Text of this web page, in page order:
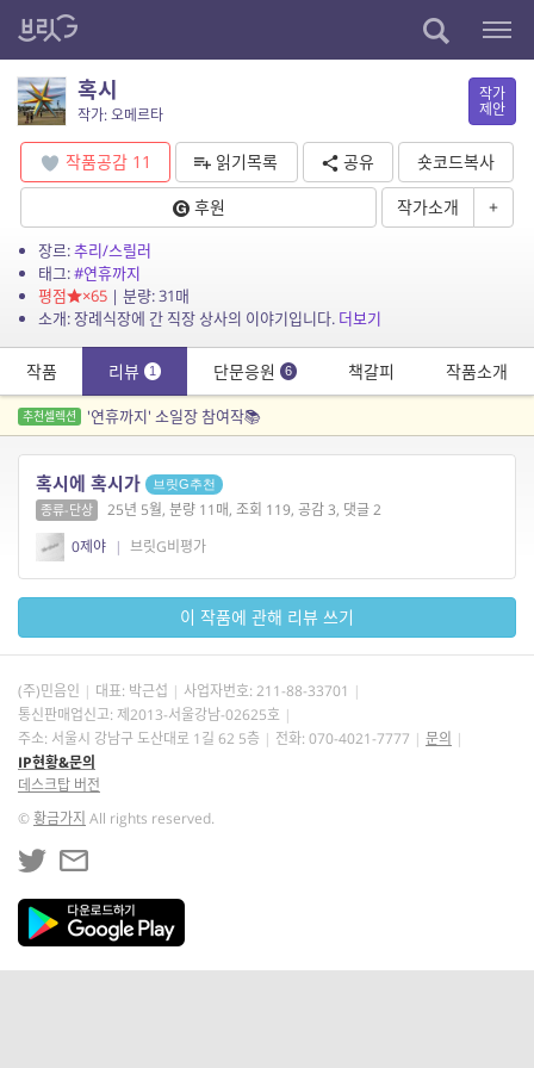
혹시
작가: 오메르타
작가
제안
작품공감 11 읽기목록 공유
숏코드복사
후원
작가소개 +
장르:추리/스릴러
태그:#연휴까지
평점
×65| 분량: 31매
소개: 장례식장에 간 직장 상사의 이야기입니다. 더보기
작품 리뷰 1 단문응원 6 책갈피 작품소개
추천셀렉션 '연휴까지' 소일장 참여작📚
혹시에 혹시가 브릿G추천
종류-단상
25년 5월, 분량 11매, 조회 119, 공감 3, 댓글 2
0제야 | 브릿G비평가
이 작품에 관해 리뷰 쓰기
(주)민음인 대표: 박근섭 사업자번호: 211-88-33701
통신판매업신고: 제2013-서울강남-02625호
주소: 서울시 강남구 도산대로 1길 62 5층
전화: 070-4021-7777
문의
IP현황&문의
데스크탑 버전
©황금가지 All rights reserved.